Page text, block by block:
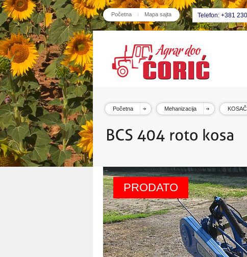
Početna Mapa sajta Telefon: +381
Početna Mehanizacija
PRODATO